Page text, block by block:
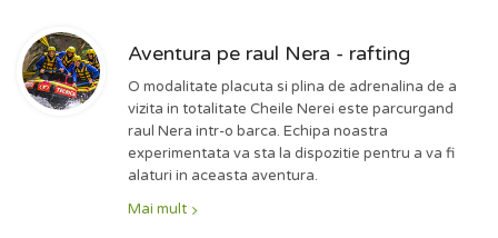
Aventura pe raul Nera - rafting
O modalitate placuta si plina de adrenalina de a
vizita in totalitate Cheile Nerei este parcurgand
raul Nera intr-o barca. Echipa noastra
experimentata va sta la dispozitie pentru a va fi
alaturi in aceasta aventura.
Mai mult